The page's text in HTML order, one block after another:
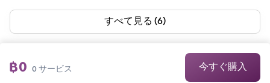
すべて見る (6)
฿0 0サービス 今すぐ購入